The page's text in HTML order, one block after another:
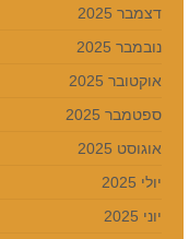
דצמבר 2025
נובמבר 2025
אוקטובר 2025
ספטמבר 2025
אוגוסט 2025
יולי 2025
יוני 2025